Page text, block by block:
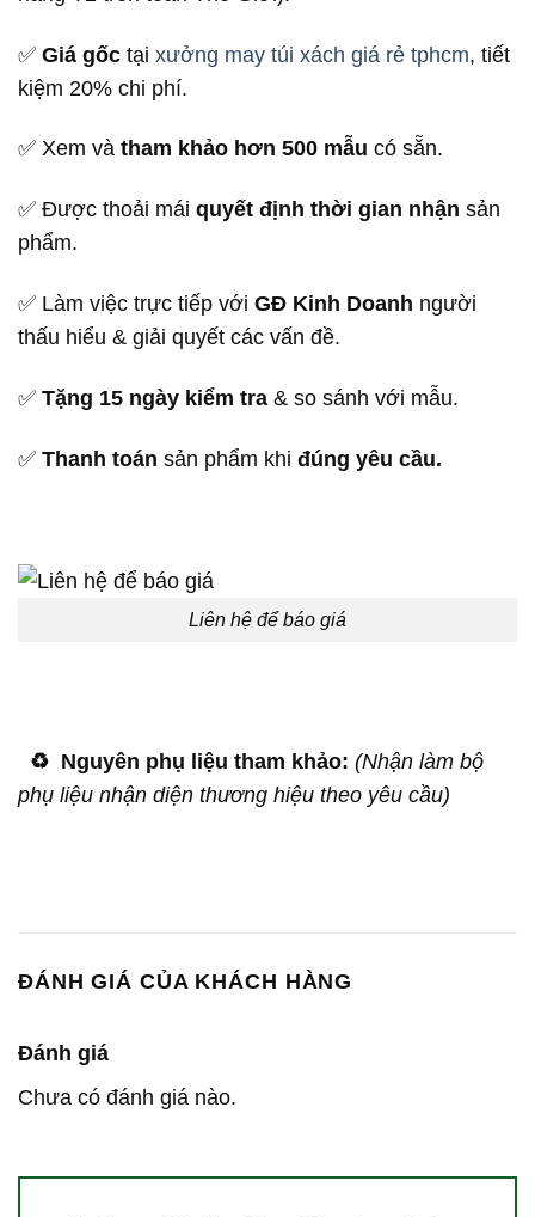
✅ Giá gốc tại xưởng may túi xách giá rẻ tphcm, tiết
kiệm 20% chi phí.
✅ Xem và tham khảo hơn 500 mẫu có sẵn.
✅ Được thoải mái quyết định thời gian nhận sản
phẩm.
✅ Làm việc trực tiếp với GĐ Kinh Doanh người
thấu hiểu & giải quyết các vấn đề.
✅ Tặng 15 ngày kiểm tra & so sánh với mẫu.
✅ Thanh toán sản phẩm khi đúng yêu cầu.
Liên hệ để báo giá
♻️ Nguyên phụ liệu tham khảo: (Nhận làm bộ
phụ liệu nhận diện thương hiệu theo yêu cầu)
ĐÁNH GIÁ CỦA KHÁCH HÀNG
Đánh giá
Chưa có đánh giá nào.